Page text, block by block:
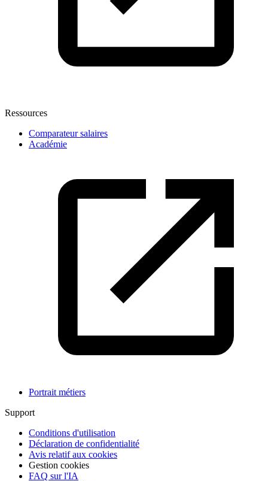
Ressources
Comparateur salaires
Académie
Portrait métiers
Support
Conditions d'utilisation
Déclaration de confidentialité
Avis relatif aux cookies
Gestion cookies
FAQ sur l'IA